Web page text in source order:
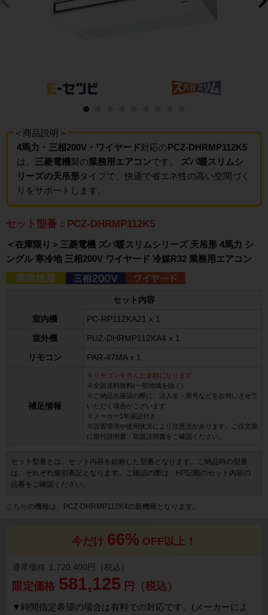
＜商品説明＞
4馬力・三相200V・ワイヤード対応のPCZ-DHRMP112K5
は、 三菱電機製の業務用エアコンです。
ズバ暖スリムシ
リーズの天吊形タイプで、快適で省エネ性の高い空間づく
りをサポートします。
セット型番：PCZ-DHRMP112K5
＜在庫限り＞三菱電機 ズバ暖スリムシリーズ 天吊形 4馬力 シ
ングル 寒冷地 三相200V ワイヤード 冷媒R32 業務用エアコン
セット内容
室内機 PC-RP112KA21 x 1
室外機 PUZ-DHRMP112KA4 x 1
リモコン PAR-47MA x 1
補足情報
※リモコンを含んだ金額になります
※全国送料無料(一部地域を除く)
※ご納品先確認の際に、法人名・屋号などをお伺いさせて
いただく場合がございます
※メーカー1年保証付き
※設置環境や使用状況により注意点があります。ご注文前
に据付説明書・取扱説明書をご確認ください。
セット型番とは、セット内容を総称した型番となります。ご納品時の型番
は、それぞれ個別表記となります。ご確認の際は、HP記載のセット内容の
品番をご確認ください。
こちらの機種は、PCZ-DHRMP112K4の新機種となります。
今だけ 66% OFF以上！
通常価格 1,720,400円（税込）
限定価格 581,125 円（税込）
▼ 時間指定希望の場合は有料での対応です。(メーカーによ